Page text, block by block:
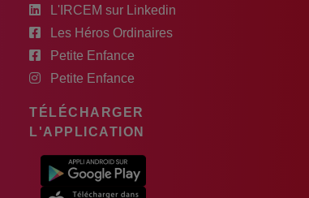
L'IRCEM sur Linkedin
Les Héros Ordinaires
Petite Enfance
Petite Enfance
TÉLÉCHARGER
L'APPLICATION